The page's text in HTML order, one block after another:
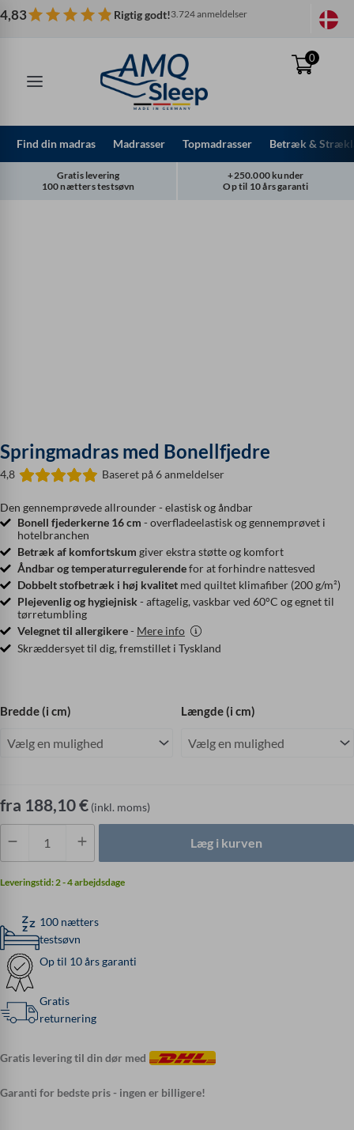
Spring
til
4,83 Rigtig godt!3.724 anmeldelser
0
Find din madras Madrasser Topmadrasser Betræk &
Gratis levering
100 nætters testsøvn
+250.000 kunder
Op til 10 års garanti
Springmadras med Bonellfjedre
4,8 Baseret på 6 anmeldelser
Den gennemprøvede allrounder - elastisk og åndbar
Bonell fjederkerne 16 cm - overfladeelastisk og gennemprøvet i
hotelbranchen
Betræk af komfortskum giver ekstra støtte og komfort
Åndbar og temperaturregulerendefor at forhindre nattesved
Dobbelt stofbetræk i høj kvalitet med quiltet klimafiber (200 g/m²)
Plejevenlig og hygiejnisk - aftagelig, vaskbar ved 60°C og egnet til
tørretumbling
Velegnet til allergikere- Mere info
Skræddersyet til dig, fremstillet i Tyskland
Bredde (i cm) Længde (i cm)
fra 188,10€ (inkl. moms)
Springmadras
Bonellfjedre
Læg i kurven
Leveringstid: 2 - 4 arbejdsdage
100 nætters
testsøvn
Op til 10 års garanti
Gratis
returnering
Gratis levering til din dør med
Garanti for bedste pris - ingen er billigere!